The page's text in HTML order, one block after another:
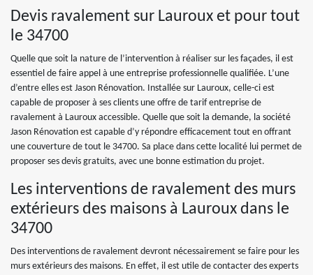
Devis ravalement sur Lauroux et pour tout
le 34700
Quelle que soit la nature de l’intervention à réaliser sur les façades, il est
essentiel de faire appel à une entreprise professionnelle qualifiée. L’une
d’entre elles est Jason Rénovation. Installée sur Lauroux, celle-ci est
capable de proposer à ses clients une offre de tarif entreprise de
ravalement à Lauroux accessible. Quelle que soit la demande, la société
Jason Rénovation est capable d’y répondre efficacement tout en offrant
une couverture de tout le 34700. Sa place dans cette localité lui permet de
proposer ses devis gratuits, avec une bonne estimation du projet.
Les interventions de ravalement des murs
extérieurs des maisons à Lauroux dans le
34700
Des interventions de ravalement devront nécessairement se faire pour les
murs extérieurs des maisons. En effet, il est utile de contacter des experts